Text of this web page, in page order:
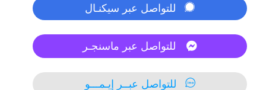
للتواصل عبر سيكنـال
للتواصل عبر ماسنجـر
للتواصل عبــر إيـمـــو